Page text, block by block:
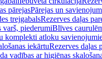
pārejasPārejas un
trejgabalsRezerves daļas
varš, piederumiBlīves
komplekti atloku
iekārtuRezerves daļas
vadības ar higiēnas